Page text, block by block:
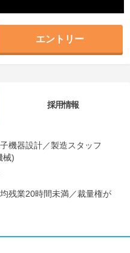
エントリー
採用情報
機器設計／製造スタッフ
械)
残業20時間未満／裁量権が